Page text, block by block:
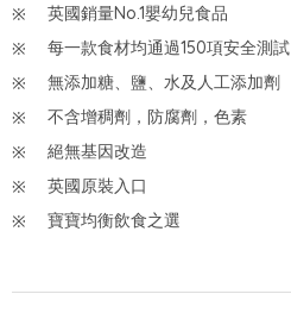
英國銷量No.1嬰幼兒食品
每一款食材均通過150項安全測試
無添加糖、鹽、水及人工添加劑
不含增稠劑，防腐劑，色素
絕無基因改造
英國原裝入口
寶寶均衡飲食之選